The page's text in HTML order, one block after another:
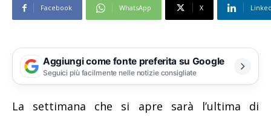
Facebook WhatsApp X
Aggiungi come fonte preferita su Google
Seguici più facilmente nelle notizie consigliate
La settimana che si apre sarà l’ultima di